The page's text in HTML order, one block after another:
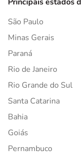
São Paulo
Minas Gerais
Paraná
Rio de Janeiro
Rio Grande do Sul
Santa Catarina
Bahia
Goiás
Pernambuco